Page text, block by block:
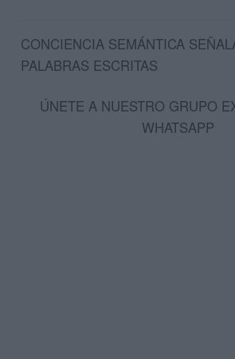
CONCIENCIA SEMÁNTICA
PALABRAS ESCRITAS
ÚNETE A NUESTRO GRUPO
WHATSAPP